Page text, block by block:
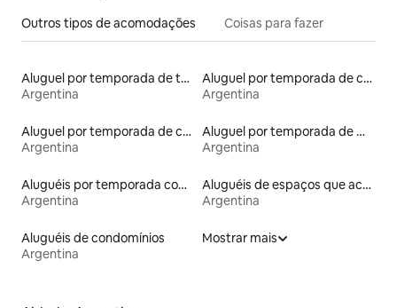
Outros tipos de acomodações Coisas para fazer
Aluguel por temporada de townhouses
Argentina
Aluguel por temporada de casas de veraneio
Argentina
Aluguel por temporada de casas na árvore
Argentina
Aluguel por temporada de microcasas
Argentina
Aluguéis por temporada com banheira de hidromassagem
Argentina
Aluguéis de espaços que aceitam animais de estimação
Argentina
Aluguéis de condomínios
Argentina
Mostrar mais